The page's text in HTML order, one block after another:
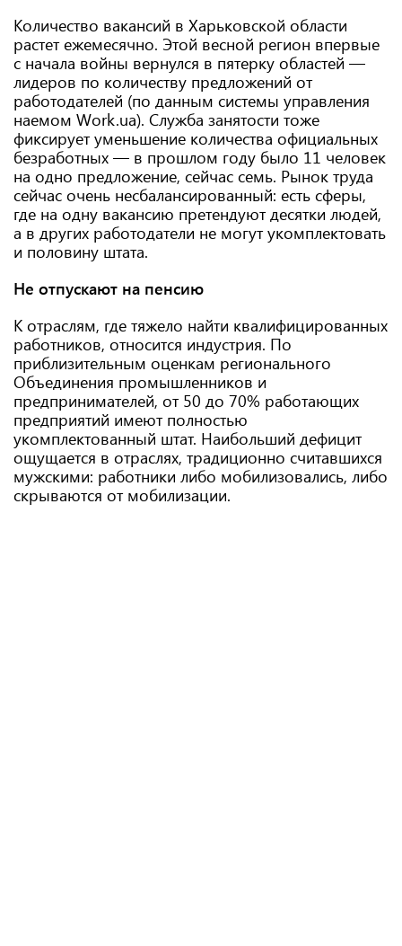
Количество вакансий в Харьковской области
растет ежемесячно. Этой весной регион впервые
с начала войны вернулся в пятерку областей —
лидеров по количеству предложений от
работодателей (по данным системы управления
наемом Work.ua). Служба занятости тоже
фиксирует уменьшение количества официальных
безработных — в прошлом году было 11 человек
на одно предложение, сейчас семь. Рынок труда
сейчас очень несбалансированный: есть сферы,
где на одну вакансию претендуют десятки людей,
а в других работодатели не могут укомплектовать
и половину штата.
Не отпускают на пенсию
К отраслям, где тяжело найти квалифицированных
работников, относится индустрия. По
приблизительным оценкам регионального
Объединения промышленников и
предпринимателей, от 50 до 70% работающих
предприятий имеют полностью
укомплектованный штат. Наибольший дефицит
ощущается в отраслях, традиционно считавшихся
мужскими: работники либо мобилизовались, либо
скрываются от мобилизации.